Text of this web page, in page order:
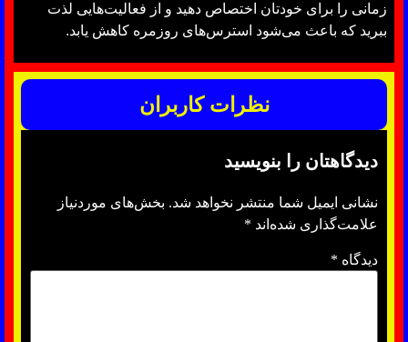
زمانی را برای خودتان اختصاص دهید و از فعالیت‌هایی لذت
ببرید که باعث می‌شود استرس‌های روزمره کاهش یابد.
نظرات کاربران
دیدگاهتان را بنویسید
نشانی ایمیل شما منتشر نخواهد شد. بخش‌های موردنیاز
علامت‌گذاری شده‌اند *
دیدگاه *